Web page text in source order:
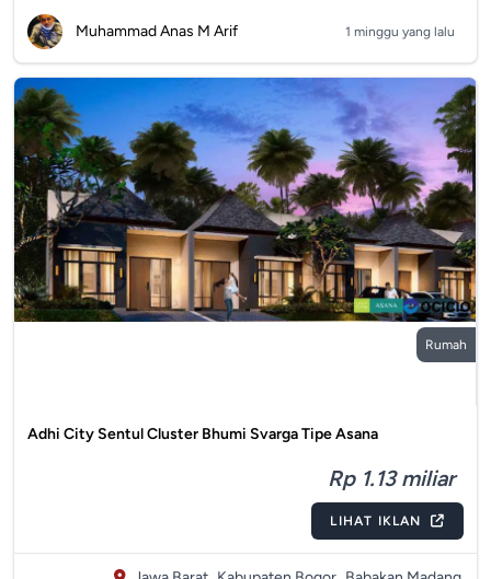
Muhammad Anas M Arif 1 minggu yang lalu
Rumah
Adhi City Sentul Cluster Bhumi Svarga Tipe Asana
Rp 1.13 miliar
LIHAT IKLAN